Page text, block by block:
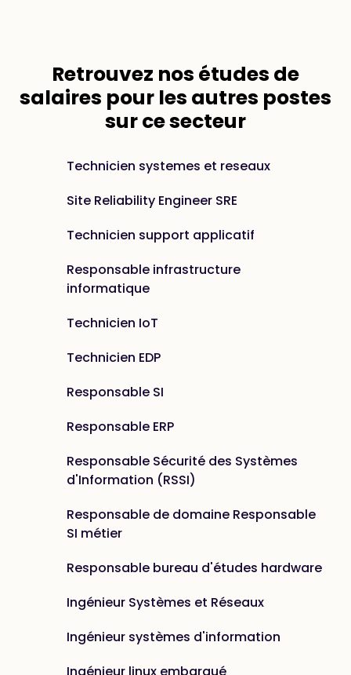
Retrouvez nos études de
salaires pour les autres postes
sur ce secteur
Technicien systemes et reseaux
Site Reliability Engineer SRE
Technicien support applicatif
Responsable infrastructure
informatique
Technicien IoT
Technicien EDP
Responsable SI
Responsable ERP
Responsable Sécurité des Systèmes
d'Information (RSSI)
Responsable de domaine Responsable
SI métier
Responsable bureau d'études hardware
Ingénieur Systèmes et Réseaux
Ingénieur systèmes d'information